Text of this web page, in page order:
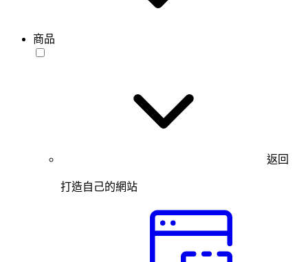
商品
返回
打造自己的網站